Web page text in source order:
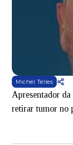
Michel Telles
Apresentador
retirar tumor no